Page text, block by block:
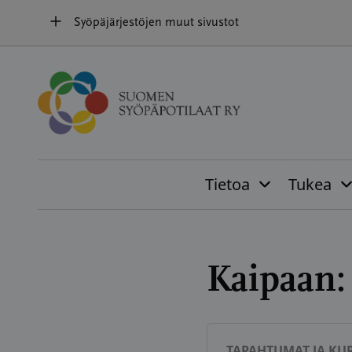
sisältöön
Syöpäjärjestöjen muut sivustot
Tietoa Tukea
Kaipaan: